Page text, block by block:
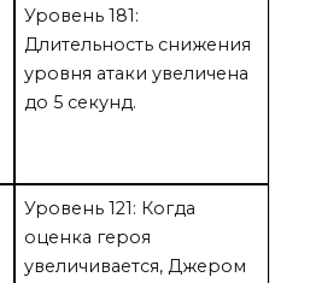
Уровень 181:
Длительность снижения
уровня атаки увеличена
до 5 секунд.
Уровень 121: Когда
оценка героя
увеличивается, Джером